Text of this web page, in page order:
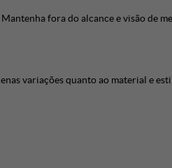
fora do alcance e visão de
variações quanto ao material e